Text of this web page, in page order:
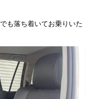
も落ち着いてお乗りいた